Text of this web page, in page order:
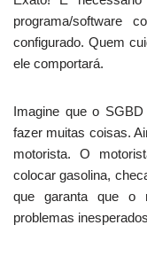
programa/software
configurado. Quem
ele comportará.
Imagine que o
fazer muitas coisas.
motorista. O
colocar gasolina,
que garanta que o
problemas